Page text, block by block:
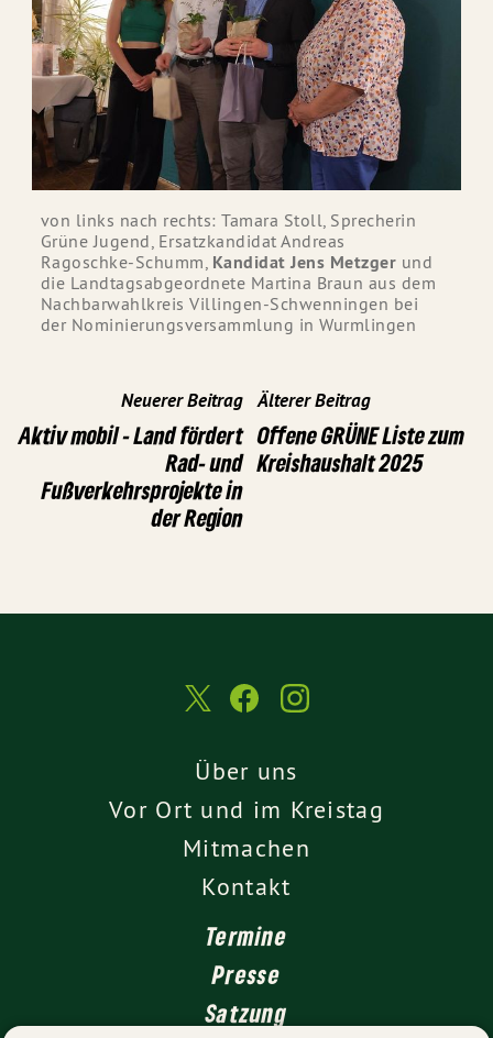
von links nach rechts: Tamara Stoll, Sprecherin
Grüne Jugend, Ersatzkandidat Andreas
Ragoschke-Schumm, Kandidat Jens Metzger und
die Landtagsabgeordnete Martina Braun aus dem
Nachbarwahlkreis Villingen-Schwenningen bei
der Nominierungsversammlung in Wurmlingen
Neuerer Beitrag
Aktiv mobil - Land fördert
Rad- und
Fußverkehrsprojekte in
der Region
Älterer Beitrag
Offene GRÜNE Liste zum
Kreishaushalt 2025
Über uns
Vor Ort und im Kreistag
Mitmachen
Kontakt
Termine
Presse
Satzung